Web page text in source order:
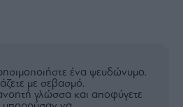
ένα ψευδώνυμο.
με σεβασμό.
γλώσσα και αποφύγετε